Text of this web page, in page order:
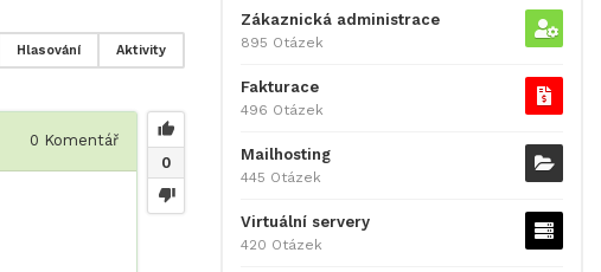
Aktivity
Hlasování
0
0 Komentář
Zákaznická administrace
895 Otázek
Fakturace
496 Otázek
Mailhosting
445 Otázek
Virtuální servery
420 Otázek